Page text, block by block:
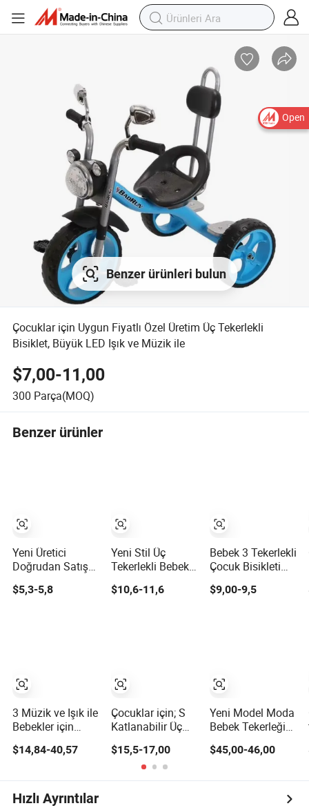
Open
Benzer ürünleri bulun
Çocuklar için Uygun Fiyatlı Özel Üretim Üç Tekerlekli
Bisiklet, Büyük LED Işık ve Müzik ile
$7,00-11,00
300 Parça(MOQ)
Benzer ürünler
Yeni Üretici
Doğrudan Satış
Çocuk Tekerlekli
Sandalyeleri, Su
Sandalyelerin
Toptan Satışı
$5,3-5,8
3 Müzik ve Işık ile
Bebekler için
Bebek Tekerlekli
$14,84-40,57
Yeni Stil Üç
Tekerlekli Bebek
Arabası Çocuk
Bebek Üç
$10,6-11,6
Çocuklar için; S
Katlanabilir Üç
1-6 Yaşındaki
Bebek Pedallı
Bisiklet, Şemsiye
$15,5-17,00
Bebek 3 Tekerlekli
Çocuk Bisikleti
Oyuncağı ile İtme
Kolu Bebek
$9,00-9,5
Yeni Model Moda
Bebek Tekerleği
Çocuk
Pedallı Çocuk
$45,00-46,00
Hızlı Ayrıntılar